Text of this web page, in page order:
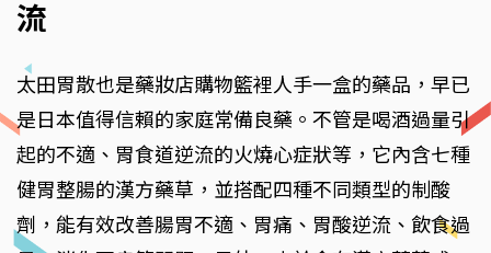
流
太田胃散也是藥妝店購物籃裡人手一盒的藥品，早已
是日本值得信賴的家庭常備良藥。不管是喝酒過量引
起的不適、胃食道逆流的火燒心症狀等，它內含七種
健胃整腸的漢方藥草，並搭配四種不同類型的制酸
劑，能有效改善腸胃不適、胃痛、胃酸逆流、飲食過